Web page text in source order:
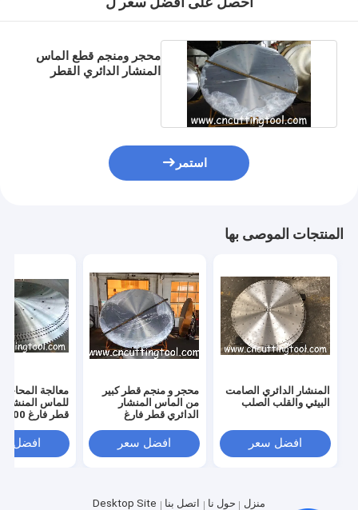
محجر ومنجم قطع الماس
المنشار الدائري القطر
استمر
المنتجات الموصى بها
المنشار الدائري الصامت
البيئي والقلب الصلب
افضل سعر
محجر و منجم قطر كبير
من الماس المنشار
الدائري قطر فارغ
افضل سعر
معالجة المحاجر
للماس المنشار
افضل
منزل حول نا اتصل بنا Desktop Site